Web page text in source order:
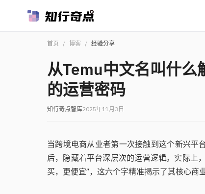
首页 / 博客 / 经验分享
从Temu中文名叫什
的运营密码
知行奇点智库2025年11月3日
当跨境电商从业者第一次接触到这个新兴平
后，隐藏着平台深层次的运营逻辑。实际上
买，更便宜”，这六个字精准揭示了其核心商业